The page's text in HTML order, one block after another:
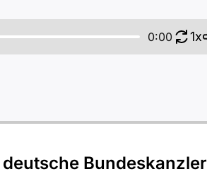
0:00 1x
Bundeskanzler